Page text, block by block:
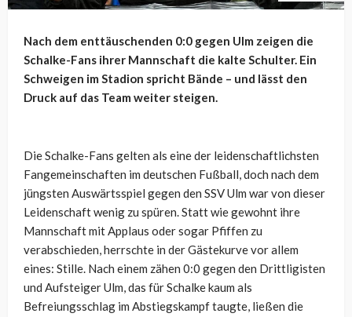
Nach dem enttäuschenden 0:0 gegen Ulm zeigen die
Schalke-Fans ihrer Mannschaft die kalte Schulter. Ein
Schweigen im Stadion spricht Bände – und lässt den
Druck auf das Team weiter steigen.
Die Schalke-Fans gelten als eine der leidenschaftlichsten
Fangemeinschaften im deutschen Fußball, doch nach dem
jüngsten Auswärtsspiel gegen den SSV Ulm war von dieser
Leidenschaft wenig zu spüren. Statt wie gewohnt ihre
Mannschaft mit Applaus oder sogar Pfiffen zu
verabschieden, herrschte in der Gästekurve vor allem
eines: Stille. Nach einem zähen 0:0 gegen den Drittligisten
und Aufsteiger Ulm, das für Schalke kaum als
Befreiungsschlag im Abstiegskampf taugte, ließen die